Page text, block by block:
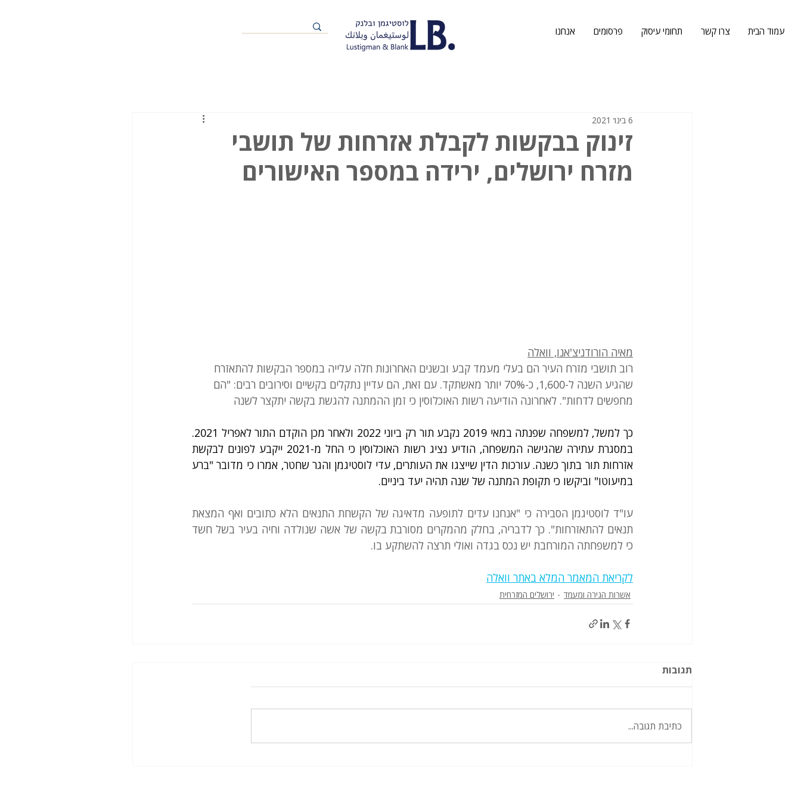
אנחנו פרסומים תחומי עיסוק צרו קשר עמוד הבית
זינוק בבקשות לקבלת אזרחות של תושבי
מזרח ירושלים, ירידה במספר האישורים
6 בינו׳ 2021
מאיה הורודניצ'אנו, וואלה
רוב תושבי מזרח העיר הם בעלי מעמד קבע ובשנים האחרונות חלה עלייה במספר הבקשות להתאזרח
שהגיע השנה ל-1,600, כ-70% יותר מאשתקד. עם זאת, הם עדיין נתקלים בקשיים וסירובים רבים: "הם
מחפשים לדחות". לאחרונה הודיעה רשות האוכלוסין כי זמן ההמתנה להגשת בקשה יתקצר לשנה
במיעוטו" וביקשו כי תקופת המתנה של שנה תהיה יעד ביניים.
כי למשפחתה המורחבת יש נכס בגדה ואולי תרצה להשתקע בו.
לקריאת המאמר המלא באתר וואלה
אשרות הגירה ומעמד ירושלים המזרחית
תגובות
כתיבת תגובה...